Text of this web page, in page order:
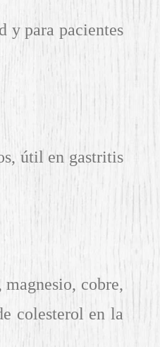
y para pacientes
útil en gastritis
cobre,
colesterol en la